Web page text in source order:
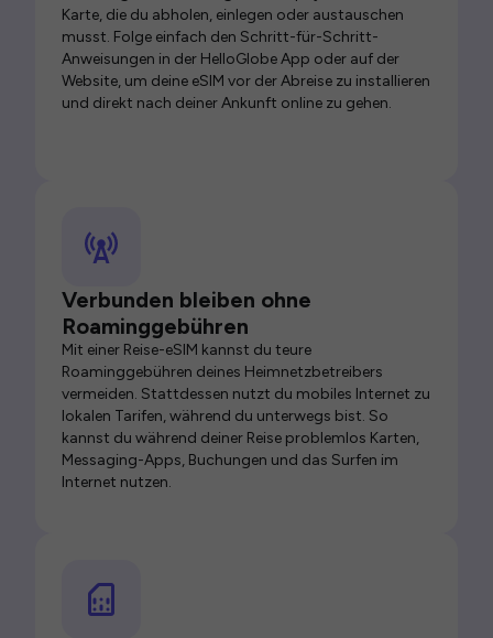
Karte, die du abholen, einlegen oder austauschen
musst. Folge einfach den Schritt-für-Schritt-
Anweisungen in der HelloGlobe App oder auf der
Website, um deine eSIM vor der Abreise zu installieren
und direkt nach deiner Ankunft online zu gehen.
Verbunden bleiben ohne
Roaminggebühren
Mit einer Reise-eSIM kannst du teure
Roaminggebühren deines Heimnetzbetreibers
vermeiden. Stattdessen nutzt du mobiles Internet zu
lokalen Tarifen, während du unterwegs bist. So
kannst du während deiner Reise problemlos Karten,
Messaging-Apps, Buchungen und das Surfen im
Internet nutzen.